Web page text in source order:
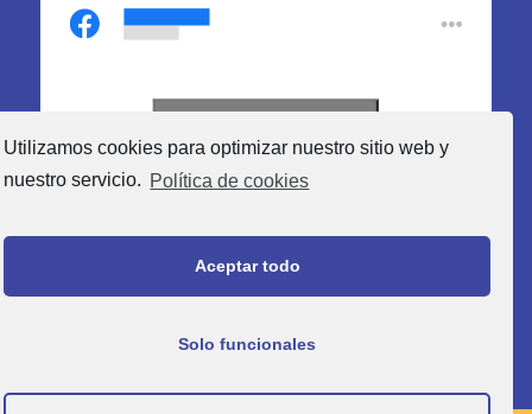
Utilizamos cookies para optimizar nuestro sitio web y
nuestro servicio. Política de cookies
Aceptar todo
Solo funcionales
cookies de marketing y
activar este contenido